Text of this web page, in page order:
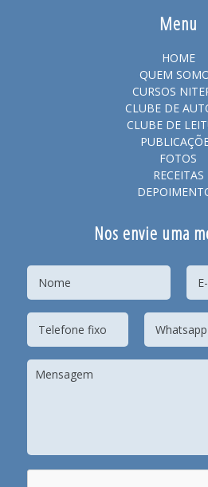
Menu
HOME
QUEM
CURSOS
CLUBE DE
CLUBE DE
FOTOS
RECEITAS
Nos envie uma